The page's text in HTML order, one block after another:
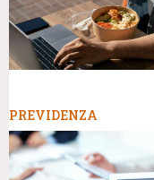
PREVIDENZA